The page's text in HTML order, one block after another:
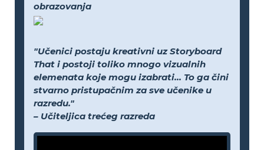
obrazovanja
"Učenici postaju kreativni uz Storyboard
That i postoji toliko mnogo vizualnih
elemenata koje mogu izabrati... To ga čini
stvarno pristupačnim za sve učenike u
razredu."
– Učiteljica trećeg razreda